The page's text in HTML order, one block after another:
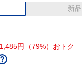
新品
円（79%）おトク